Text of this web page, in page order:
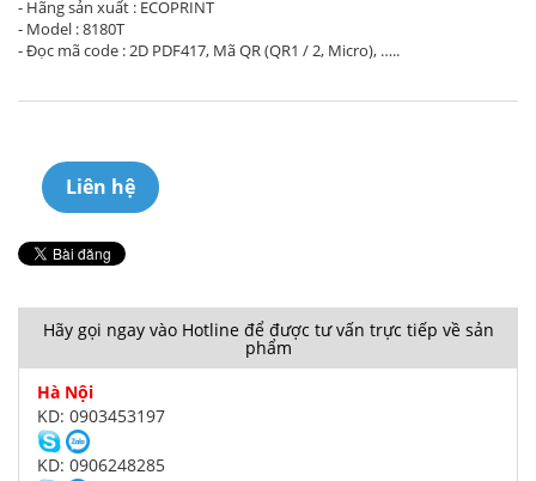
- Hãng sản xuất : ECOPRINT
- Model : 8180T
- Đọc mã code : 2D PDF417, Mã QR (QR1 / 2, Micro), …..
Liên hệ
Hãy gọi ngay vào Hotline để được tư vấn trực tiếp về sản
phẩm
Hà Nội
KD: 0903453197
KD: 0906248285